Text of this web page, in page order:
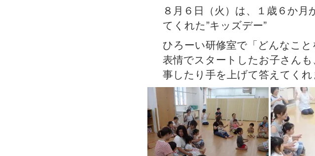
８月６日（火）は、１歳６か
てくれた”キッズデー”
ひろーい研修室で「どんなこ
表情でスタートしたお子さん
事したり手を上げて答えてくれ